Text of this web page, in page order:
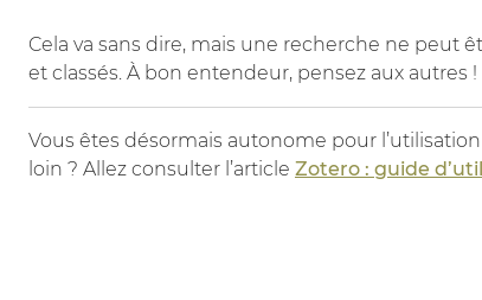
Cela va sans dire, mais une recherche ne
et classés. À bon entendeur, pensez aux autres !
Vous êtes désormais autonome pour
loin ? Allez consulter l’article Zotero : guide